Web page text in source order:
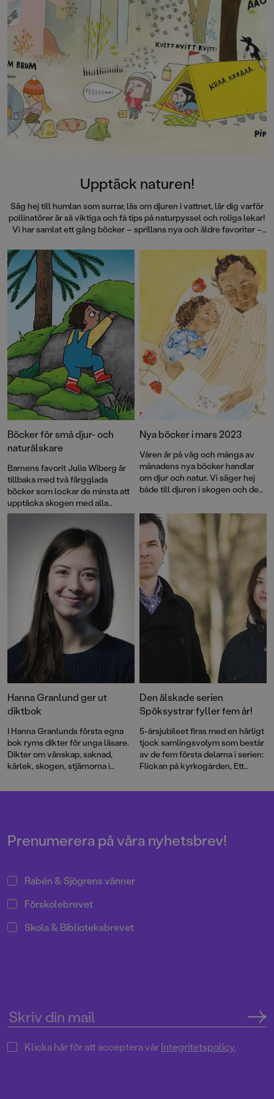
Upptäck naturen!
Säg hej till humlan som surrar, läs om djuren i vattnet, lär dig varför
pollinatörer är så viktiga och få tips på naturpyssel och roliga lekar!
Vi har samlat ett gäng böcker – sprillans nya och äldre favoriter –
Böcker för små djur- och
naturälskare
Barnens favorit Julia Wiberg är
tillbaka med två färgglada
böcker som lockar de minsta att
upptäcka skogen med alla
sinnen.
Nya böcker i mars 2023
Våren är på väg och många av
månadens nya böcker handlar
om djur och natur. Vi säger hej
både till djuren i skogen och de
ugglor, dinosaurier, havsmonster
och en ödla – fast alla säger att
det är en katt... Lisa och hennes
vänner är tillbaka i den åttonde
delen i Handbok för superhjältar.
Och vi somnar till en
bilderbokspärla där en stad gör
sig redo att sova. Välkommen till
en maxad bokmånad!
Hanna Granlund ger ut
diktbok
I Hanna Granlunds första egna
bok ryms dikter för unga läsare.
Dikter om vänskap, saknad,
kärlek, skogen, stjärnorna i
lättillgängligt och
läsaren både känna igen sig och
finna tröst.
Den älskade serien
Spöksystrar fyller fem år!
5-årsjubileet firas med en härligt
tjock samlingsvolym som består
av de fem första delarna i serien:
Flickan på kyrkogården, Ett
över, Den fruktansvärda
Prenumerera på våra nyhetsbrev!
Rabén & Sjögrens vänner
Förskolebrevet
Skola & Biblioteksbrevet
Klicka här för att acceptera vårIntegritetspolicy.